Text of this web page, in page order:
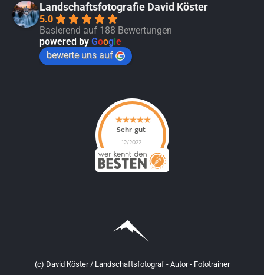
Landschaftsfotografie David Köster
5.0
Basierend auf 188 Bewertungen
powered by Google
bewerte uns auf
(c) David Köster / Landschaftsfotograf - Autor - Fototrainer